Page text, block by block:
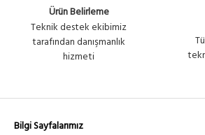
Ürün Belirleme
Teknik destek ekibimiz
tarafından danışmanlık
hizmeti
Bilgi Sayfalarımız